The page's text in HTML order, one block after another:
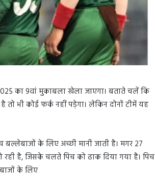
का 9वां मुकाबला खेला जाएगा। बताते चलें कि
तो भी कोई फर्क नहीं पड़ेगा। लेकिन दोनों टीमें यह
के लिए अच्छी मानी जाती है। मगर 27
है, जिसके चलते पिच को ढाक दिया गया है। पिच
के लिए